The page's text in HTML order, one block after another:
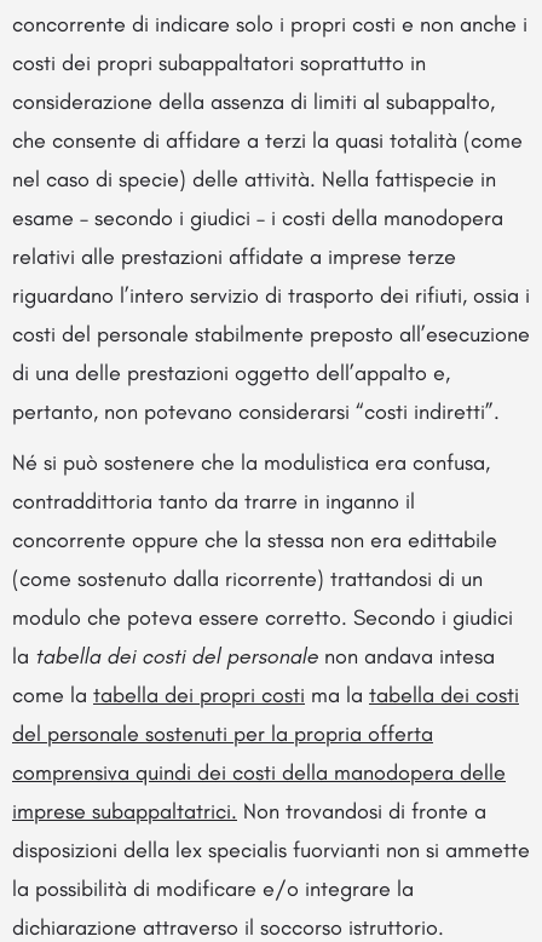
concorrente di indicare solo i propri costi e non anche i
costi dei propri subappaltatori soprattutto in
considerazione della assenza di limiti al subappalto,
che consente di affidare a terzi la quasi totalità (come
nel caso di specie) delle attività. Nella fattispecie in
esame – secondo i giudici – i costi della manodopera
relativi alle prestazioni affidate a imprese terze
riguardano l’intero servizio di trasporto dei rifiuti, ossia i
costi del personale stabilmente preposto all’esecuzione
di una delle prestazioni oggetto dell’appalto e,
pertanto, non potevano considerarsi “costi indiretti”.
Né si può sostenere che la modulistica era confusa,
contraddittoria tanto da trarre in inganno il
concorrente oppure che la stessa non era edittabile
(come sostenuto dalla ricorrente) trattandosi di un
modulo che poteva essere corretto. Secondo i giudici
la tabella dei costi del personale non andava intesa
come la tabella dei propri costi ma la tabella dei costi
del personale sostenuti per la propria offerta
comprensiva quindi dei costi della manodopera delle
imprese subappaltatrici. Non trovandosi di fronte a
disposizioni della lex specialis fuorvianti non si ammette
la possibilità di modificare e/o integrare la
dichiarazione attraverso il soccorso istruttorio.